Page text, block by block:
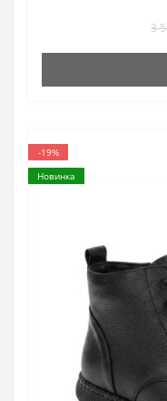
3
-19%
Новинка